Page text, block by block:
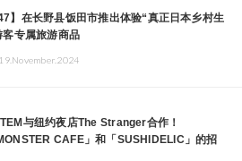
】在长野县饭田市推出体验“真正日本乡村生
客专属旅游商品
19.November.2024
与纽约夜店The Stranger合作！
CAFE」和「SUSHIDELIC」的招